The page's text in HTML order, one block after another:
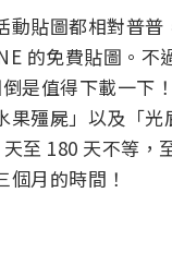
動貼圖都相對普普
的免費貼圖。不
是值得下載一下
果殭屍」以及「光
至 180 天不等，
個月的時間！